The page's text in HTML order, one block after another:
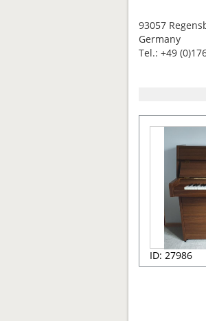
93057
Germany
Tel.: +49
ID: 27986